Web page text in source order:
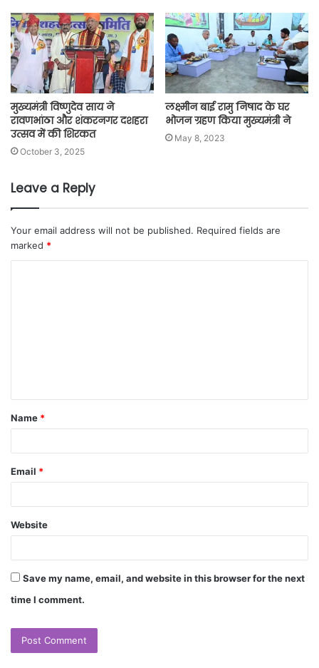
मुख्यमंत्री विष्णुदेव साय ने
रावणभांठा और शंकरनगर दशहरा
उत्सव में की शिरकत
October 3, 2025
लक्ष्मीन बाई रामु निषाद के घर
भोजन ग्रहण किया मुख्यमंत्री ने
May 8, 2023
Leave a Reply
Your email address will not be published. Required fields are
marked *
Name *
Email *
Website
Save my name, email, and website in this browser for the next
time I comment.